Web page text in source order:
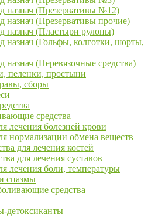
назнач (Презервативы №12)
назнач (Презервативы прочие)
назнач (Пластыри рулоны)
назнач (Гольфы, колготки, шорты,
назнач (Перевязочные средства)
пеленки, простыни
сборы
средства
лечения болезней крови
нормализации обмена веществ
для лечения костей
для лечения суставов
лечения боли, температуры
спазмы
средства
детоксиканты